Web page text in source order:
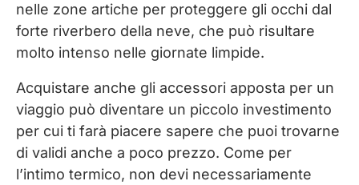
nelle zone artiche per proteggere gli occhi dal
forte riverbero della neve, che può risultare
molto intenso nelle giornate limpide.
Acquistare anche gli accessori apposta per un
viaggio può diventare un piccolo investimento
per cui ti farà piacere sapere che puoi trovarne
di validi anche a poco prezzo. Come per
l’intimo termico, non devi necessariamente